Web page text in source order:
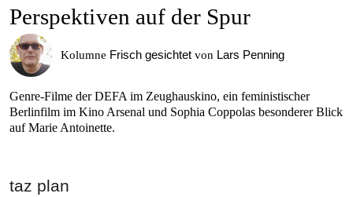
Perspektiven auf der Spur
Kolumne Frisch gesichtet von Lars Penning
Genre-Filme der DEFA im Zeughauskino, ein feministischer
Berlinfilm im Kino Arsenal und Sophia Coppolas besonderer Blick
auf Marie Antoinette.
taz plan